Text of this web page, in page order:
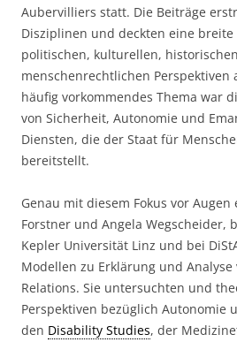
Aubervilliers statt. Die Beiträge
Disziplinen und deckten eine breite
politischen, kulturellen,
menschenrechtlichen Perspektiven
häufig vorkommendes Thema war
von Sicherheit, Autonomie und
Diensten, die der Staat für
bereitstellt.
Genau mit diesem Fokus vor
Forstner und Angela Wegscheider,
Kepler Universität Linz und bei
Modellen zu Erklärung und Analyse
Relations. Sie untersuchten und
Perspektiven bezüglich Autonomie
den Disability Studies, der